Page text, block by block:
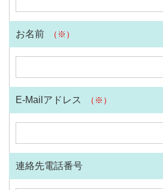
お名前 （※）
E-Mailアドレス （※）
連絡先電話番号